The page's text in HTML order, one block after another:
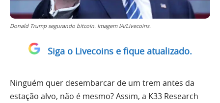
Donald Trump segurando bitcoin. Imagem IA/Livecoins.
Siga o Livecoins e fique atualizado.
Ninguém quer desembarcar de um trem antes da
estação alvo, não é mesmo? Assim, a K33 Research